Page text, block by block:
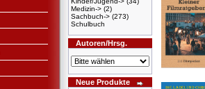
Medizin-> (2)
Sachbuch-> (273)
Schulbuch
Autoren/Hrsg.
Neue Produkte